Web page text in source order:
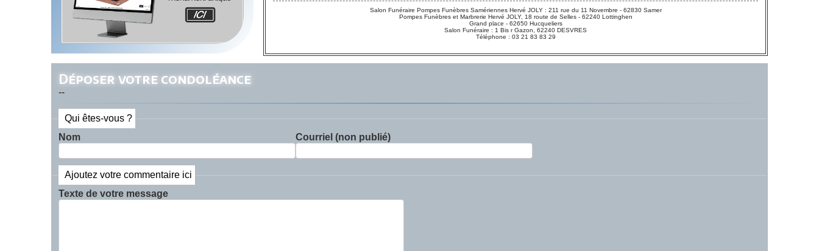
Salon Funéraire Pompes Funèbres Samériennes Hervé JOLY : 211 rue du 11 Novembre - 62830 Samer
Pompes Funèbres et Marbrerie Hervé JOLY, 18 route de Selles - 62240 Lottinghen
Grand place - 62650 Hucqueliers
Salon Funéraire : 1 Bis r Gazon, 62240 DESVRES
Téléphone : 03 21 83 83 29
Déposer votre condoléance
--
Qui êtes-vous ?
Nom
Courriel (non publié)
Ajoutez votre commentaire ici
Texte de votre message